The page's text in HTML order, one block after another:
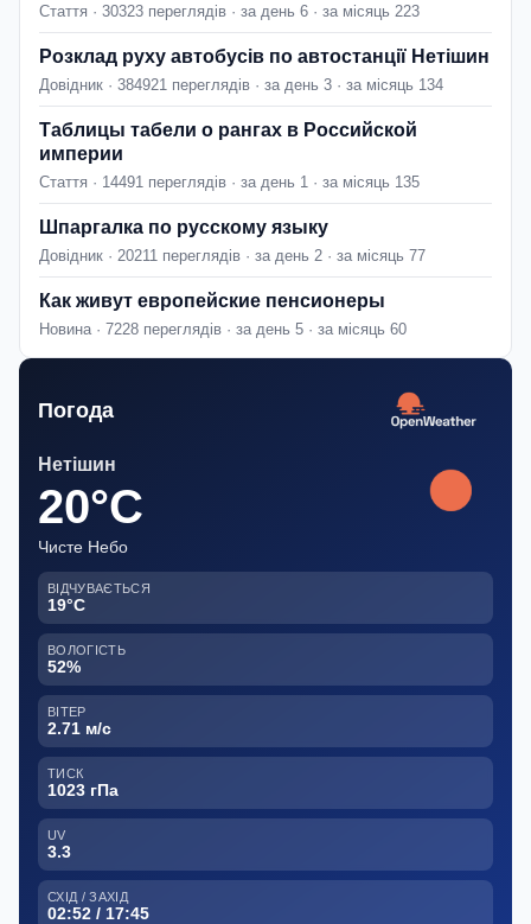
Стаття · 30323 переглядів · за день 6 · за місяць 223
Розклад руху автобусів по автостанції Нетішин
Довідник · 384921 переглядів · за день 3 · за місяць 134
Таблицы табели о рангах в Российской
империи
Стаття · 14491 переглядів · за день 1 · за місяць 135
Шпаргалка по русскому языку
Довідник · 20211 переглядів · за день 2 · за місяць 77
Как живут европейские пенсионеры
Новина · 7228 переглядів · за день 5 · за місяць 60
Погода
Нетішин
20°C
Чисте Небо
ВІДЧУВАЄТЬСЯ
19°C
ВОЛОГІСТЬ
52%
ВІТЕР
2.71 м/с
ТИСК
1023 гПа
UV
3.3
СХІД / ЗАХІД
02:52 / 17:45